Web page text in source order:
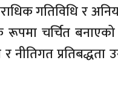
गतिविधि र
चर्चित बनाएको
नीतिगत प्रतिबद्धता